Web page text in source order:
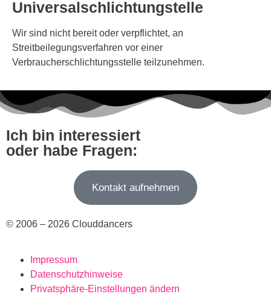
Universalschlichtungstelle
Wir sind nicht bereit oder verpflichtet, an
Streitbeilegungsverfahren vor einer
Verbraucherschlichtungsstelle teilzunehmen.
Ich bin interessiert
oder habe Fragen:
Kontakt aufnehmen
© 2006 – 2026 Clouddancers
Impressum
Datenschutzhinweise
Privatsphäre-Einstellungen ändern